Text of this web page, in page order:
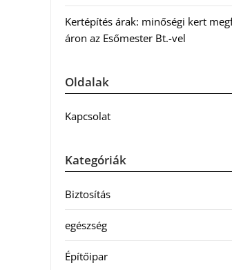
Kertépítés árak: minőségi kert
áron az Esőmester Bt.-vel
Oldalak
Kapcsolat
Kategóriák
Biztosítás
egészség
Építőipar